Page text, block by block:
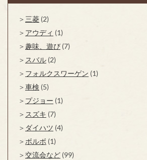
三菱 (2)
アウディ (1)
趣味、遊び (7)
スバル (2)
フォルクスワーゲン (1)
車検 (5)
プジョー (1)
スズキ (7)
ダイハツ (4)
ボルボ (1)
交流会など (99)